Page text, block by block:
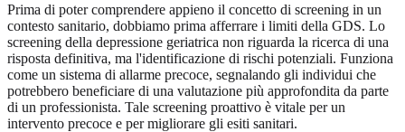
Prima di poter comprendere appieno il concetto di screening in un
contesto sanitario, dobbiamo prima afferrare i limiti della GDS. Lo
screening della depressione geriatrica non riguarda la ricerca di una
risposta definitiva, ma l'identificazione di rischi potenziali. Funziona
come un sistema di allarme precoce, segnalando gli individui che
potrebbero beneficiare di una valutazione più approfondita da parte
di un professionista. Tale screening proattivo è vitale per un
intervento precoce e per migliorare gli esiti sanitari.